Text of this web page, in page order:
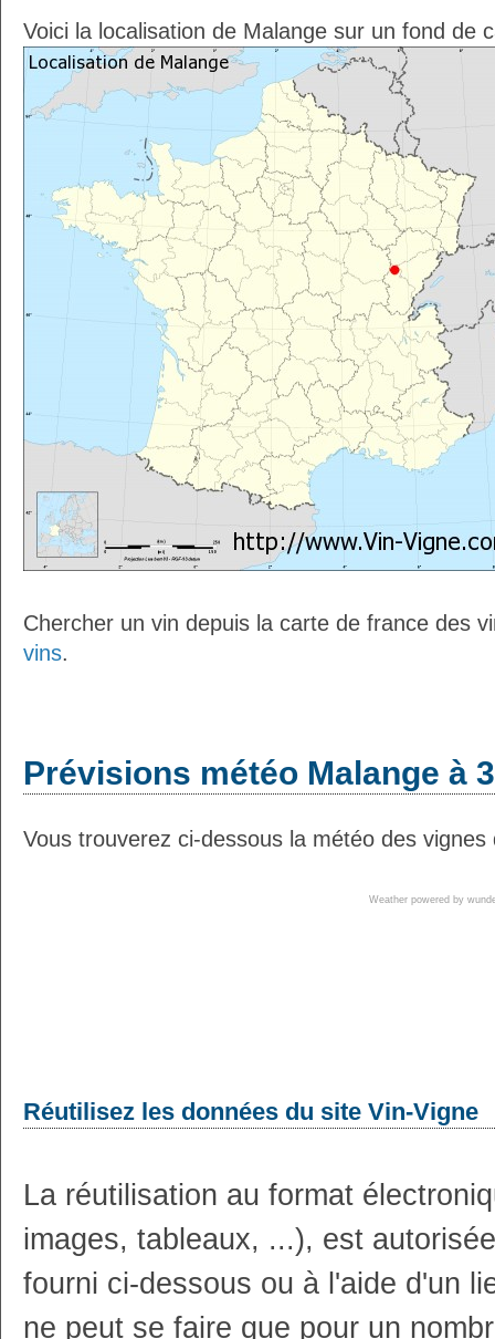
Voici la localisation de Malange sur un fond de
Chercher un vin depuis la carte de france des
vins.
Prévisions météo Malange à
Vous trouverez ci-dessous la météo des
Weather powered by
Réutilisez les données du site Vin-Vigne
La réutilisation au format
images, tableaux, ...), est
fourni ci-dessous ou à l'aide d'un
ne peut se faire que pour un